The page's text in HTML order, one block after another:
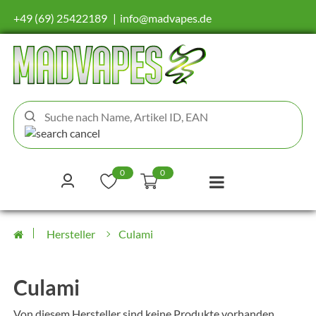
+49 (69) 25422189 info@madvapes.de
0 0
Hersteller Culami
Culami